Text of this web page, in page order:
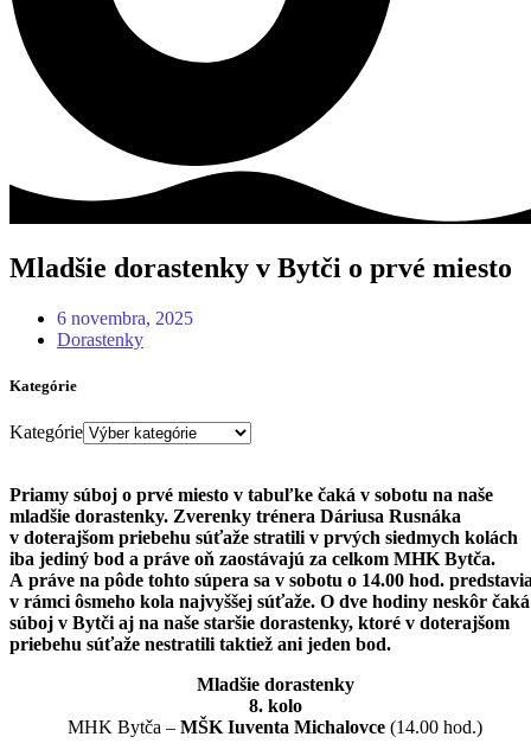
Mladšie dorastenky v Bytči o prvé miesto
6 novembra, 2025
Dorastenky
Kategórie
Kategórie
Priamy súboj o prvé miesto v tabuľke čaká v sobotu na naše
mladšie dorastenky. Zverenky trénera Dáriusa Rusnáka
v doterajšom priebehu súťaže stratili v prvých siedmych kolách
iba jediný bod a práve oň zaostávajú za celkom MHK Bytča.
A práve na pôde tohto súpera sa v sobotu o 14.00 hod.
v rámci ôsmeho kola najvyššej súťaže. O dve hodiny neskôr čaká
súboj v Bytči aj na naše staršie dorastenky, ktoré v doterajšom
priebehu súťaže nestratili taktiež ani jeden bod.
Mladšie dorastenky
8. kolo
MHK Bytča – MŠK Iuventa Michalovce (14.00 hod.)